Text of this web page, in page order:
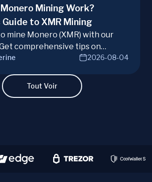
Mining Work?
Guide to XMR Mining
mine Monero (XMR) with our
comprehensive tips on
and techniques for2026-08-04
Tout Voir